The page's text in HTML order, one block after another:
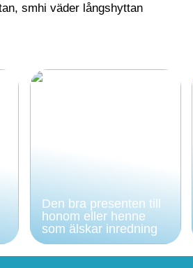
smhi väder långshyttan
Den bra presenten till
honom eller henne
som älskar inredning